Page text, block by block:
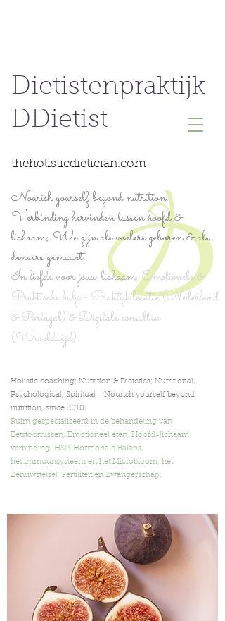
Dietistenpraktijk
DDietist
theholisticdietician.com
Nourish yourself beyond nutrition.
Verbinding hervinden tussen hoofd &
lichaam; We zijn als voelers geboren & als
denkers gemaakt.
In liefde voor jouw lichaam.Emotionele &
Praktische hulp - Praktijk locatie (Nederland
& Portugal) & Digitale consulten
(Wereldwijd).
Holistic coaching; Nutrition & Dietetics; Nutritional,
Psychological, Spiritual - Nourish yourself beyond
nutrition, since 2010.
Ruim gespecialiseerd in de behandeling van
Eetstoornissen, Emotioneel eten, Hoofd-lichaam
verbinding, HSP, Hormonale Balans,
het immuunsysteem en het Microbioom, het
Zenuwstelsel, Fertiliteit en Zwangerschap.